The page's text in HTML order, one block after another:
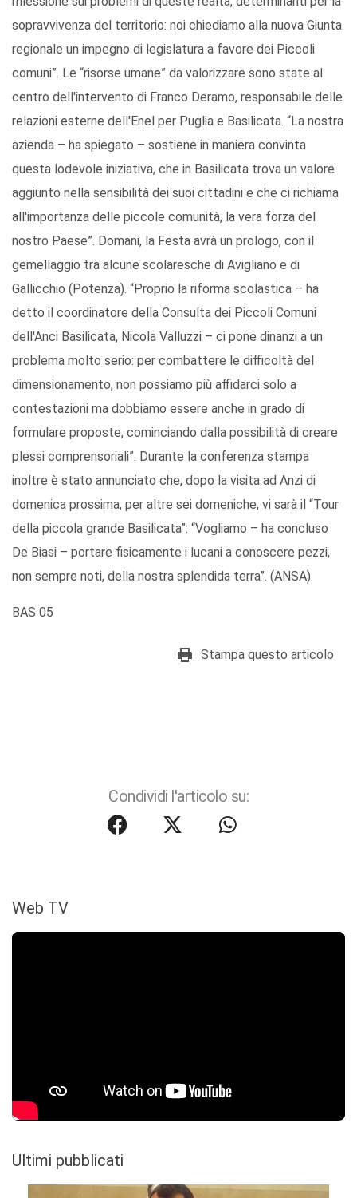
sopravvivenza del territorio: noi chiediamo alla nuova Giunta
regionale un impegno di legislatura a favore dei Piccoli
comuni”. Le “risorse umane” da valorizzare sono state al
centro dell'intervento di Franco Deramo, responsabile delle
relazioni esterne dell'Enel per Puglia e Basilicata. “La nostra
azienda – ha spiegato – sostiene in maniera convinta
questa lodevole iniziativa, che in Basilicata trova un valore
aggiunto nella sensibilità dei suoi cittadini e che ci richiama
all'importanza delle piccole comunità, la vera forza del
nostro Paese”. Domani, la Festa avrà un prologo, con il
gemellaggio tra alcune scolaresche di Avigliano e di
Gallicchio (Potenza). “Proprio la riforma scolastica – ha
detto il coordinatore della Consulta dei Piccoli Comuni
dell'Anci Basilicata, Nicola Valluzzi – ci pone dinanzi a un
problema molto serio: per combattere le difficoltà del
dimensionamento, non possiamo più affidarci solo a
contestazioni ma dobbiamo essere anche in grado di
formulare proposte, cominciando dalla possibilità di creare
plessi comprensoriali”. Durante la conferenza stampa
inoltre è stato annunciato che, dopo la visita ad Anzi di
domenica prossima, per altre sei domeniche, vi sarà il “Tour
della piccola grande Basilicata”: “Vogliamo – ha concluso
De Biasi – portare fisicamente i lucani a conoscere pezzi,
non sempre noti, della nostra splendida terra”. (ANSA).
BAS 05
Stampa questo articolo
Condividi l'articolo su:
Web TV
Ultimi pubblicati